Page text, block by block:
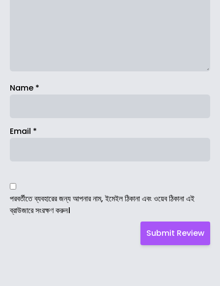
Name *
Email *
পরবর্তীতে ব্যবহারের জন্য আপনার নাম, ইমেইল ঠিকানা এবং ওয়েব ঠিকানা এই
ব্রাউজারে সংরক্ষণ করুন।